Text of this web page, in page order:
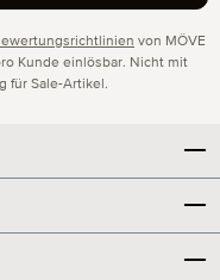
von MÖVE
Kunde einlösbar. Nicht mit
für Sale-Artikel.